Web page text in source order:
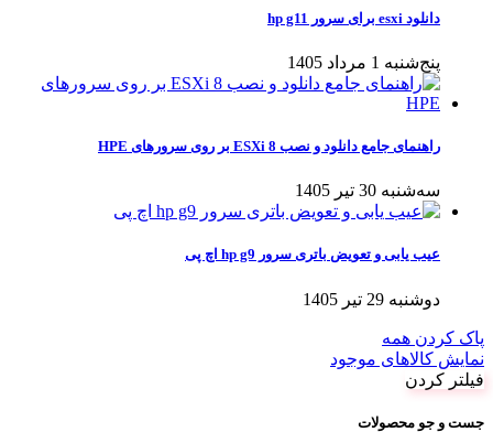
دانلود esxi برای سرور hp g11
پنج‌شنبه 1 مرداد 1405
راهنمای جامع دانلود و نصب ESXi 8 بر روی سرورهای HPE
سه‌شنبه 30 تیر 1405
عیب یابی و تعویض باتری سرور hp g9 اچ پی
دوشنبه 29 تیر 1405
پاک کردن همه
نمایش کالاهای موجود
فیلتر کردن
جست و جو محصولات